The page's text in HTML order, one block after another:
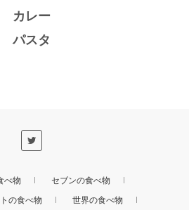
カレー
パスタ
べ物
セブンの食べ物
の食べ物
世界の食べ物